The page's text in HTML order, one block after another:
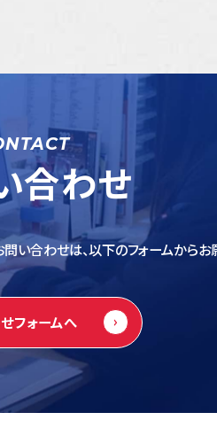
合わせ
問い合わせは、以下のフォームからお
フォームへ